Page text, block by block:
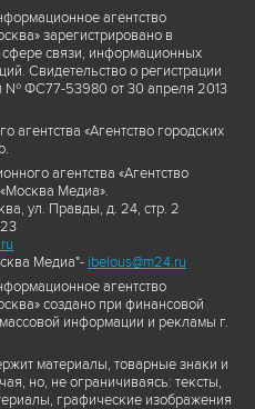
агентство
зарегистрировано в
связи, информационных
Свидетельство о регистрации
№ ФС77-53980 от 30 апреля 2013
агентства «Агентство городских
агентства «Агентство
Медиа».
ул. Правды, д. 24, стр. 2
Медиа"- ibelous@m24.ru
агентство
создано при финансовой
информации и рекламы г.
материалы, товарные знаки и
но, не ограничиваясь: тексты,
графические изображения